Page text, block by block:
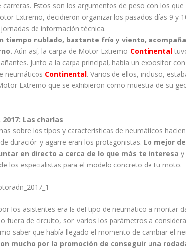
carreras. Estos son los argumentos de peso con los
Extremo, decidieron organizar los pasados días 9 y
de información técnica.
tiempo nublado, bastante frío y viento,
Aún así, la carpa de Motor Extremo-Continental
Junto a la carpa principal, había un expositor
neumáticos Continental. Varios de ellos, incluso,
Extremo que se exhibieron como muestra de su
2017: Las charlas
sobre los tipos y características de neumáticos
duración y agarre eran los protagonistas. Lo mejor
en directo a cerca de lo que más te interesay
los especialistas para el modelo concreto de tu moto.
los asistentes era la del tipo de neumático a montar
fuera de circuito, son varios los parámetros a
saber que había llegado el momento de cambiar el
mucho por la promoción de conseguir una